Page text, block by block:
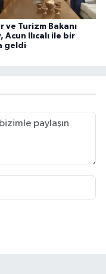
ve Turizm Bakanı
Acun Ilıcalı ile bir
geldi